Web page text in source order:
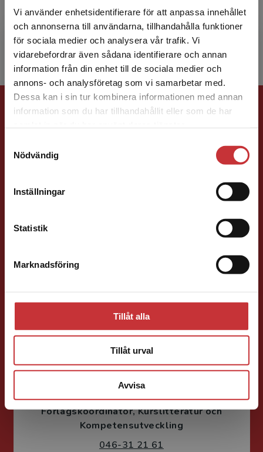
Vi använder enhetsidentifierare för att anpassa innehållet
och annonserna till användarna, tillhandahålla funktioner
för sociala medier och analysera vår trafik. Vi
vidarebefordrar även sådana identifierare och annan
information från din enhet till de sociala medier och
annons- och analysföretag som vi samarbetar med.
Dessa kan i sin tur kombinera informationen med annan
information som du har tillhandahållit eller som de har
Nödvändig
Inställningar
Statistik
Marknadsföring
Tillåt alla
Tillåt urval
Avvisa
Begränsad fraktregion
Det verkar som att du besöker
studentlitteratur.se via en enhet utanför Sverige.
Vi erbjuder inte leveranser utanför Sverige. För
att kunna slutföra ett köp måste
om och har skrivit ett antal böcker med fokus
Förlagskontakt
Susanne Borg-Törn
Förlagskoordinator Kurslitteratur och
Kompetensutveckling
046-31 21 61